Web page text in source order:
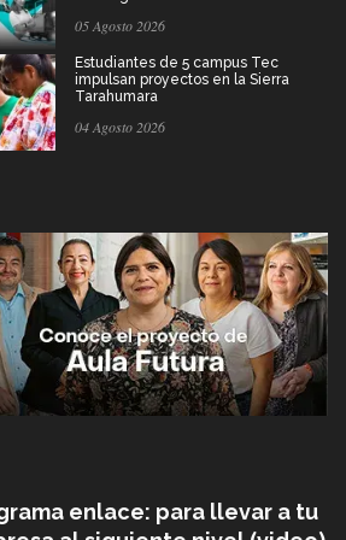
05 Agosto 2026
Estudiantes de 5 campus Tec
impulsan proyectos en la Sierra
Tarahumara
04 Agosto 2026
enlace: para llevar a tu